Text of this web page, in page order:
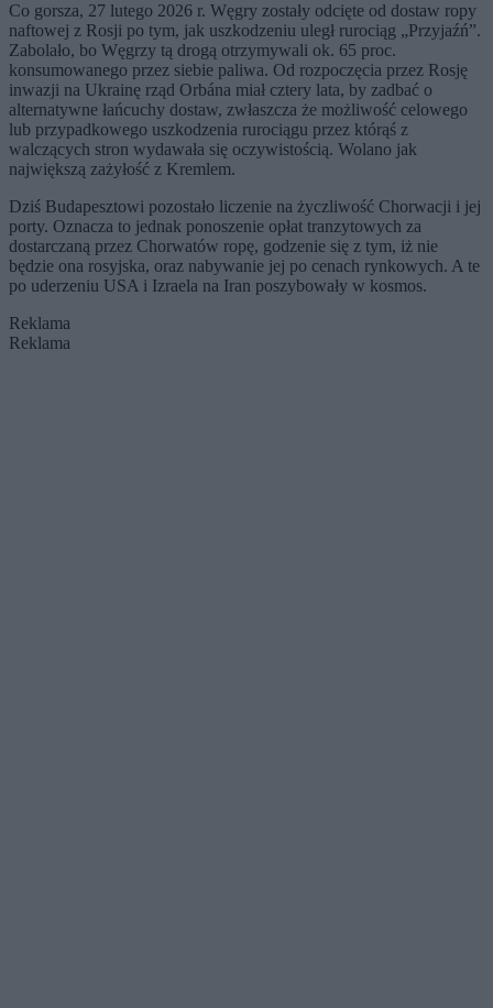
Co gorsza, 27 lutego 2026 r. Węgry zostały odcięte od dostaw ropy
naftowej z Rosji po tym, jak uszkodzeniu uległ rurociąg „Przyjaźń”.
Zabolało, bo Węgrzy tą drogą otrzymywali ok. 65 proc.
konsumowanego przez siebie paliwa. Od rozpoczęcia przez Rosję
inwazji na Ukrainę rząd Orbána miał cztery lata, by zadbać o
alternatywne łańcuchy dostaw, zwłaszcza że możliwość celowego
lub przypadkowego uszkodzenia rurociągu przez którąś z
walczących stron wydawała się oczywistością. Wolano jak
największą zażyłość z Kremlem.
Dziś Budapesztowi pozostało liczenie na życzliwość Chorwacji i jej
porty. Oznacza to jednak ponoszenie opłat tranzytowych za
dostarczaną przez Chorwatów ropę, godzenie się z tym, iż nie
będzie ona rosyjska, oraz nabywanie jej po cenach rynkowych. A te
po uderzeniu USA i Izraela na Iran poszybowały w kosmos.
Reklama
Reklama